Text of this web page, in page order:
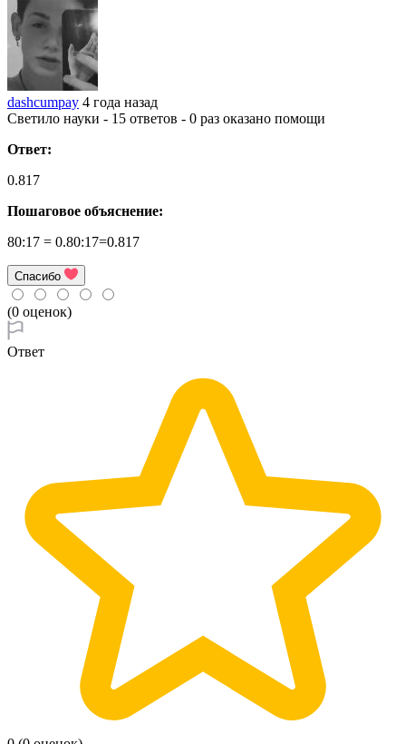
dashcumpay 4 года назад
Светило науки - 15 ответов - 0 раз оказано помощи
Ответ:
0.817
Пошаговое объяснение:
80:17 = 0.80:17=0.817
Спасибо
(0 оценок)
Ответ